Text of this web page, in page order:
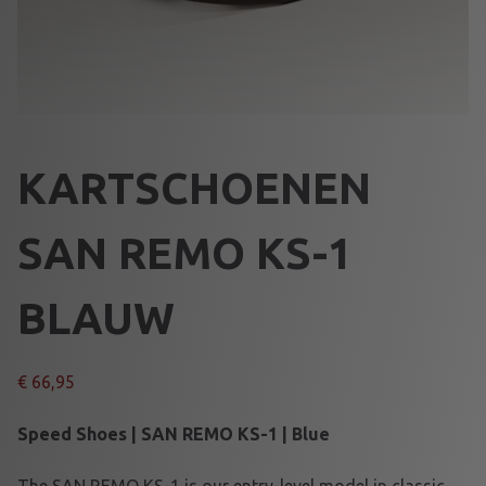
KARTSCHOENEN
SAN REMO KS-1
BLAUW
€ 66,95
Speed Shoes | SAN REMO KS-1 | Blue